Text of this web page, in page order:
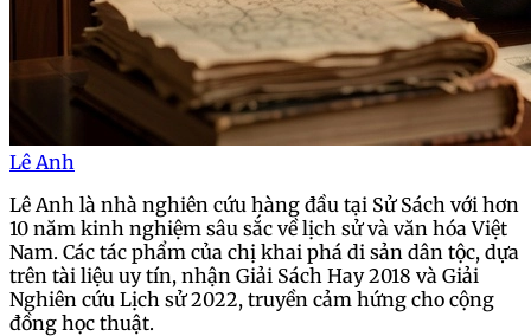
Lê Anh
Lê Anh là nhà nghiên cứu hàng đầu tại Sử Sách với hơn
10 năm kinh nghiệm sâu sắc về lịch sử và văn hóa Việt
Nam. Các tác phẩm của chị khai phá di sản dân tộc, dựa
trên tài liệu uy tín, nhận Giải Sách Hay 2018 và Giải
Nghiên cứu Lịch sử 2022, truyền cảm hứng cho cộng
đồng học thuật.